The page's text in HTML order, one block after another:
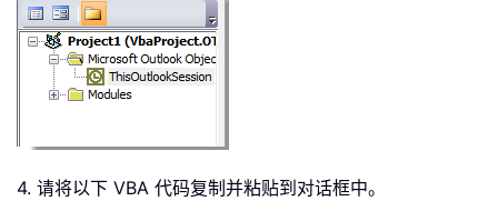
4. 请将以下 VBA 代码复制并粘贴到对话框中。